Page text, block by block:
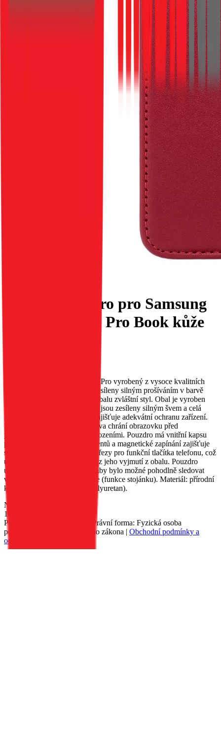
Flipové pouzdro pro Samsung
A36 5G Smart Pro Book kůže
Elegantní, klasický obal Smart Pro vyrobený z vysoce kvalitních
materiálů. Okraje, které jsou zesíleny silným prošíváním v barvě
vnitřního materiálu, dodávají obalu zvláštní styl. Obal je vyroben
velmi pevně a pečlivě – okraje jsou zesíleny silným švem a celá
konstrukce je zpevněna, což zajišťuje adekvátní ochranu zařízení.
Měkká vnitřní povrchová úprava chrání obrazovku před
poškrábáním a drobnými poškozeními. Pouzdro má vnitřní kapsu
pro uložení důležitých dokumentů a magnetické zapínání zajišťuje
snadné používání. Obal má výřezy pro funkční tlačítka telefonu, což
umožňuje používat zařízení bez jeho vyjmutí z obalu. Pouzdro
umožňuje umístit telefon tak, aby bylo možné pohodlně sledovat
video nebo prohlížet fotografie (funkce stojánku). Materiál: přírodní
kůže, TPU (termoplastický polyuretan).
Nedostupné
189 Kč
Petr Matyáš, IČ: 00705331, Právní forma: Fyzická osoba
podnikající dle živnostenského zákona | Obchodní podmínky a
ochrana osobních údajů